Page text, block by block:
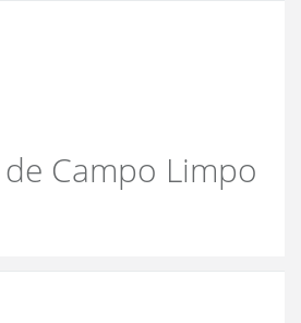
Campo Limpo